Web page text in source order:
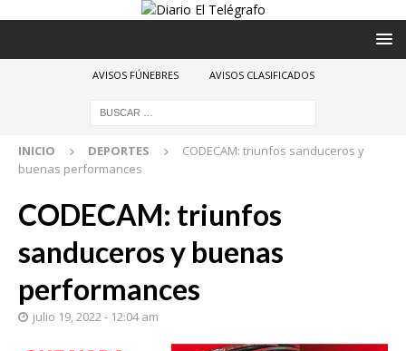
AVISOS FÚNEBRES AVISOS CLASIFICADOS
INICIO DEPORTES
CODECAM: triunfos sanduceros y
buenas performances
CODECAM: triunfos
sanduceros y buenas
performances
julio 19, 2022 - 12:04 am